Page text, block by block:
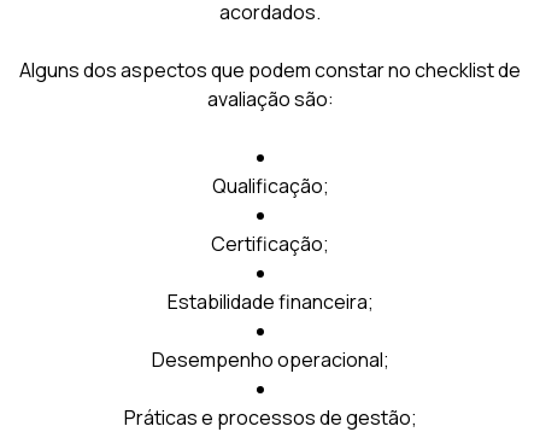
acordados.
Alguns dos aspectos que podem constar no checklist de
avaliação são:
Qualificação;
Certificação;
Estabilidade financeira;
Desempenho operacional;
Práticas e processos de gestão;